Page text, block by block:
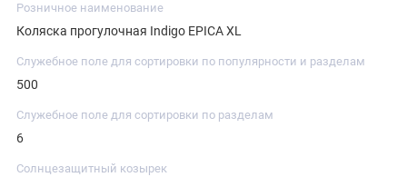
Розничное наименование
Коляска прогулочная Indigo EPICA XL
Служебное поле для сортировки по популярности и разделам
500
Служебное поле для сортировки по разделам
6
Солнцезащитный козырек